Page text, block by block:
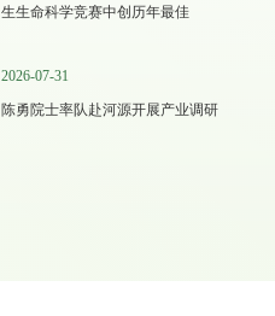
生生命科学竞赛中创历年最佳
2026-07-31
陈勇院士率队赴河源开展产业调研